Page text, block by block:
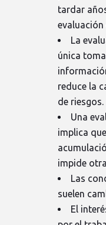
tardar
evaluación
La
única
reduce la
de riesgos.
Una
implica
impide
Las
suelen
El